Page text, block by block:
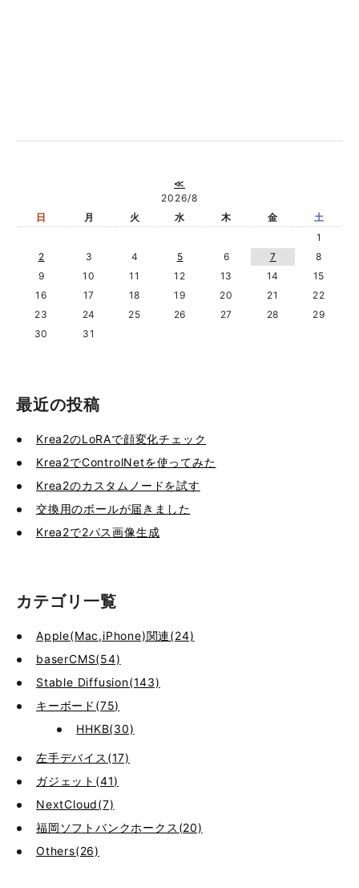
≪
2026/8
日
月 火 水 木 金
土
1
2
3 4 5 6 7
8
9
10 11 12 13 14
15
16
17 18 19 20 21
22
23
24 25 26 27 28
29
30
31
最近の投稿
Krea2のLoRAで顔変化チェック
Krea2でControlNetを使ってみた
Krea2のカスタムノードを試す
交換用のボールが届きました
Krea2で2パス画像生成
カテゴリ一覧
Apple(Mac,iPhone)関連(24)
baserCMS(54)
Stable Diffusion(143)
キーボード(75)
HHKB(30)
左手デバイス(17)
ガジェット(41)
NextCloud(7)
福岡ソフトバンクホークス(20)
Others(26)